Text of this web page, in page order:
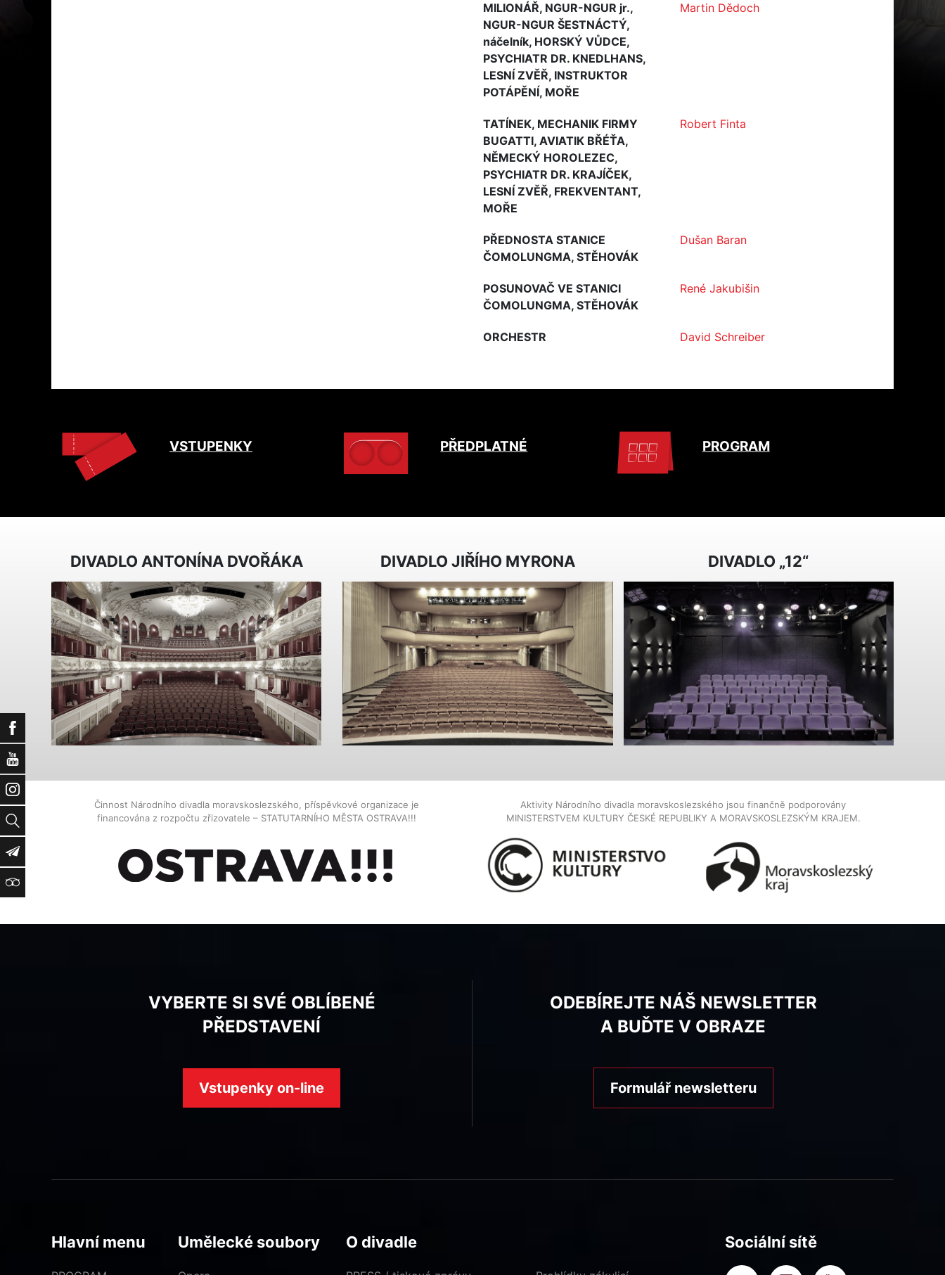
Facebook
YouTube
Instagram
Vyhledat
Newsletter
TripAdvisor
MILIONÁŘ, NGUR-NGUR jr.,
NGUR-NGUR ŠESTNÁCTÝ,
náčelník, HORSKÝ VŮDCE,
PSYCHIATR DR. KNEDLHANS,
LESNÍ ZVĚŘ, INSTRUKTOR
POTÁPĚNÍ, MOŘE
Martin Dědoch
TATÍNEK, MECHANIK FIRMY
BUGATTI, AVIATIK BŘÉŤA,
NĚMECKÝ HOROLEZEC,
PSYCHIATR DR. KRAJÍČEK,
LESNÍ ZVĚŘ, FREKVENTANT,
MOŘE
Robert Finta
PŘEDNOSTA STANICE
ČOMOLUNGMA, STĚHOVÁK
Dušan Baran
POSUNOVAČ VE STANICI
ČOMOLUNGMA, STĚHOVÁK
René Jakubišin
ORCHESTR David Schreiber
VSTUPENKY PŘEDPLATNÉ PROGRAM
DIVADLO ANTONÍNA DVOŘÁKA DIVADLO JIŘÍHO MYRONA DIVADLO „12“
Činnost Národního divadla moravskoslezského, příspěvkové organizace je
financována z rozpočtu zřizovatele – STATUTARNÍHO MĚSTA OSTRAVA!!!
Aktivity Národního divadla moravskoslezského jsou finančně podporovány
MINISTERSTVEM KULTURY ČESKÉ REPUBLIKY A MORAVSKOSLEZSKÝM KRAJEM.
VYBERTE SI SVÉ OBLÍBENÉ
PŘEDSTAVENÍ
Vstupenky on-line
ODEBÍREJTE NÁŠ NEWSLETTER
A BUĎTE V OBRAZE
Formulář newsletteru
Hlavní menu Umělecké soubory O divadle Sociální sítě